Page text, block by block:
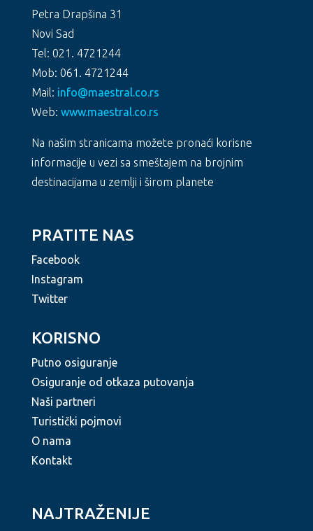
Petra Drapšina 31
Novi Sad
Tel: 021. 4721244
Mob: 061. 4721244
Mail: info@maestral.co.rs
Web: www.maestral.co.rs
Na našim stranicama možete pronaći korisne
informacije u vezi sa smeštajem na brojnim
destinacijama u zemlji i širom planete
PRATITE NAS
Facebook
Instagram
Twitter
KORISNO
Putno osiguranje
Osiguranje od otkaza putovanja
Naši partneri
Turistički pojmovi
O nama
Kontakt
NAJTRAŽENIJE